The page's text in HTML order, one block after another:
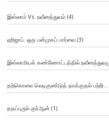
இஸ்லாம் Vs. நவீனத்துவம்(4)
ஹிஜாப்: ஒரு பன்முகப் பார்வை(3)
இஸ்லாமியக் கண்ணோட்டத்தில்
தற்கொலை வெடிகுண்டுத் தாக்குதல்
ததப்புருல் குர்ஆன் (1)